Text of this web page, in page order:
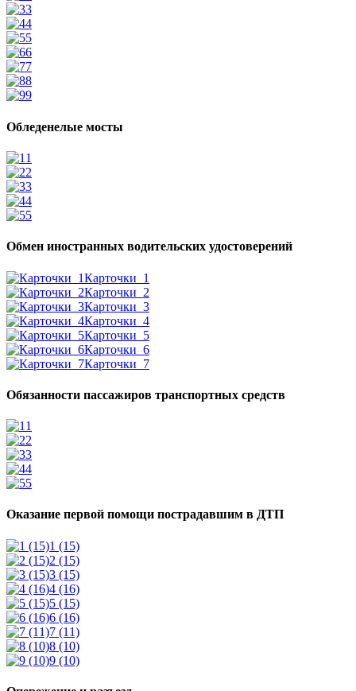
3
4
5
6
7
8
9
Обледенелые мосты
1
2
3
4
5
Обмен иностранных водительских удостоверений
Карточки_1
Карточки_2
Карточки_3
Карточки_4
Карточки_5
Карточки_6
Карточки_7
Обязанности пассажиров транспортных средств
1
2
3
4
5
Оказание первой помощи пострадавшим в ДТП
1 (15)
2 (15)
3 (15)
4 (16)
5 (15)
6 (16)
7 (11)
8 (10)
9 (10)